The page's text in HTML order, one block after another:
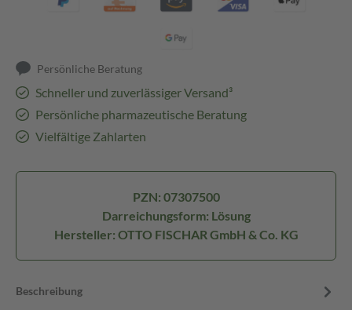
Persönliche Beratung
Schneller und zuverlässiger Versand³
Persönliche pharmazeutische Beratung
Vielfältige Zahlarten
PZN: 07307500
Darreichungsform: Lösung
Hersteller: OTTO FISCHAR GmbH & Co. KG
Beschreibung